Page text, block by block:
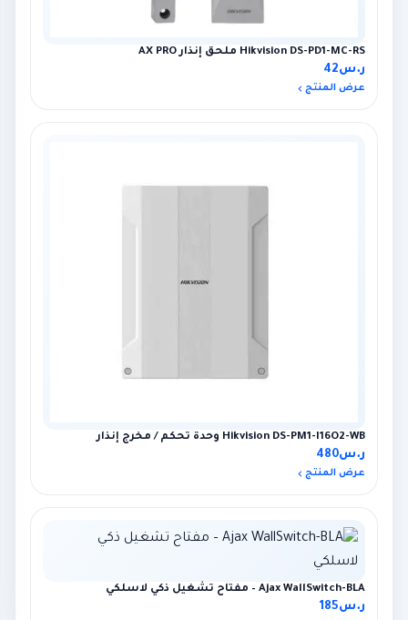
Hikvision DS-PD1-MC-RS ملحق إنذار AX PRO
ر.س42
عرض المنتج
Hikvision DS-PM1-I16O2-WB وحدة تحكم / مخرج إنذار
ر.س480
عرض المنتج
Ajax WallSwitch-BLA – مفتاح تشغيل ذكي لاسلكي
ر.س185